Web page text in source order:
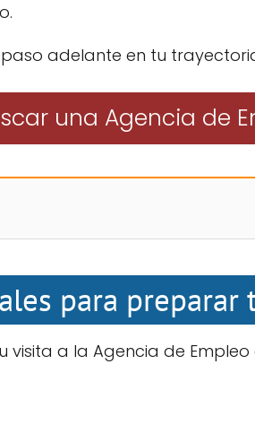
adelante en tu
una Agencia de
para
a la Agencia de